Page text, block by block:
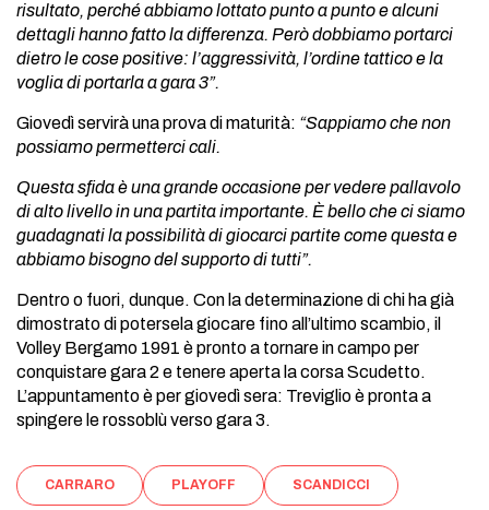
risultato, perché abbiamo lottato punto a punto e alcuni
dettagli hanno fatto la differenza. Però dobbiamo portarci
dietro le cose positive: l’aggressività, l’ordine tattico e la
voglia di portarla a gara 3”.
Giovedì servirà una prova di maturità: “Sappiamo che non
possiamo permetterci cali.
Questa sfida è una grande occasione per vedere pallavolo
di alto livello in una partita importante. È bello che ci siamo
guadagnati la possibilità di giocarci partite come questa e
abbiamo bisogno del supporto di tutti”.
Dentro o fuori, dunque. Con la determinazione di chi ha già
dimostrato di potersela giocare fino all’ultimo scambio, il
Volley Bergamo 1991 è pronto a tornare in campo per
conquistare gara 2 e tenere aperta la corsa Scudetto.
L’appuntamento è per giovedì sera: Treviglio è pronta a
spingere le rossoblù verso gara 3.
CARRARO PLAYOFF SCANDICCI